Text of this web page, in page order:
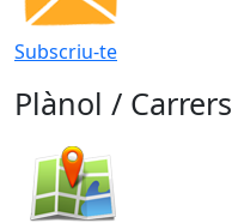
Subscriu-te
Plànol / Carrers